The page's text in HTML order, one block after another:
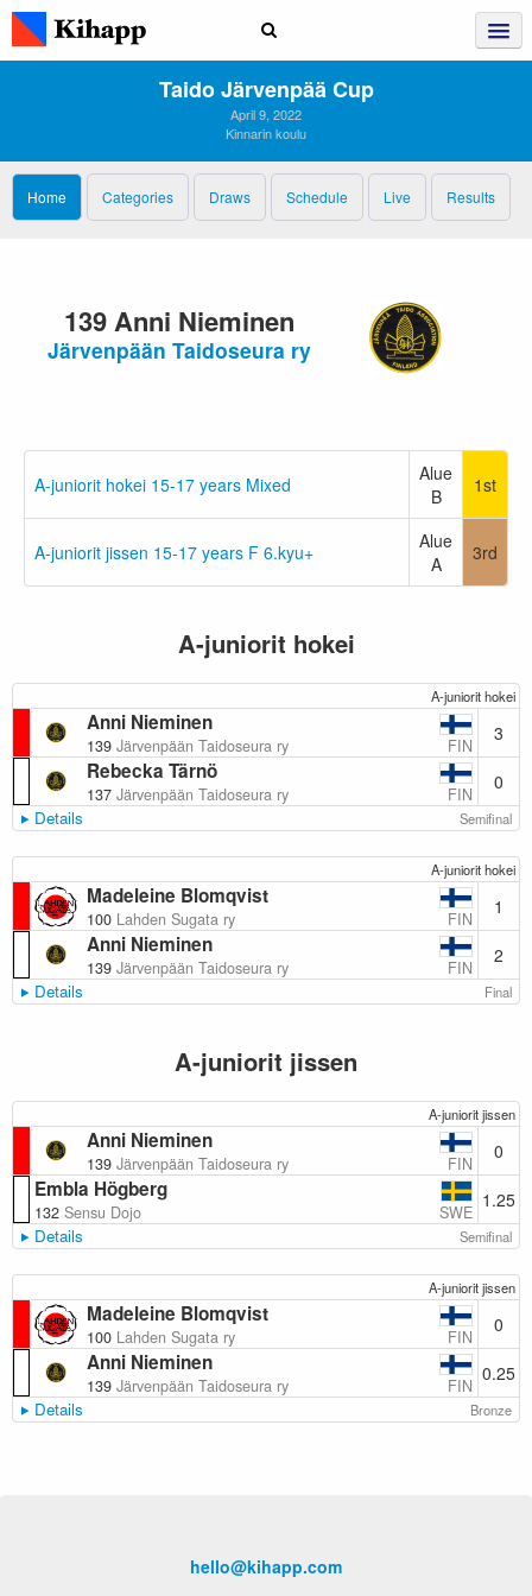
Taido Järvenpää Cup
April 9, 2022
Kinnarin koulu
Home Categories Draws Schedule Live Results
139 Anni Nieminen
Järvenpään Taidoseura ry
A-juniorit hokei 15-17 years Mixed
Alue
B
1st
A-juniorit jissen 15-17 years F 6.kyu+
Alue
A
3rd
A-juniorit hokei
A-juniorit hokei
Anni Nieminen
139 Järvenpään Taidoseura ry FIN
3
Rebecka Tärnö
137 Järvenpään Taidoseura ry FIN
0
Details Semifinal
A-juniorit hokei
Madeleine Blomqvist
100 Lahden Sugata ry FIN
1
Anni Nieminen
139 Järvenpään Taidoseura ry FIN
2
Details Final
A-juniorit jissen
A-juniorit jissen
Anni Nieminen
139 Järvenpään Taidoseura ry FIN
0
Embla Högberg
132 Sensu Dojo SWE
1.25
Details Semifinal
A-juniorit jissen
Madeleine Blomqvist
100 Lahden Sugata ry FIN
0
Anni Nieminen
139 Järvenpään Taidoseura ry FIN
0.25
Details Bronze
hello@kihapp.com